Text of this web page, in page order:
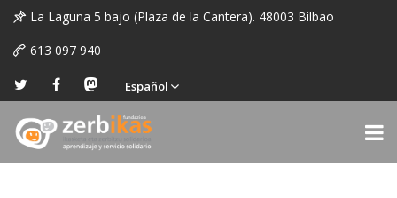
La Laguna 5 bajo (Plaza de la Cantera). 48003 Bilbao
613 097 940
Español